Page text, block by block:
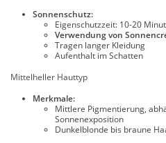
Sonnenschutz:
Eigenschutzzeit: 10-20
Verwendung von
Tragen langer Kleidung
Aufenthalt im Schatten
Mittelheller Hauttyp
Merkmale:
Mittlere Pigmentierung,
Sonnenexposition
Dunkelblonde bis braune